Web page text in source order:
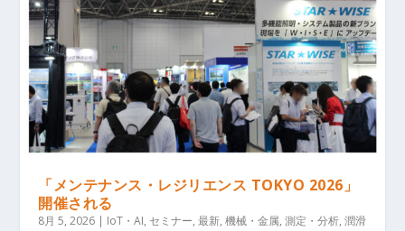
「メンテナンス・レジリエンス TOKYO 2026」
開催される
8月 5, 2026 | IoT・AI, セミナー,最新,機械・金属,測定・分析,潤滑